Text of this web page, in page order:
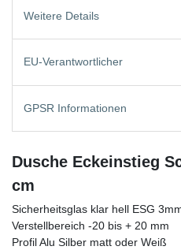
Weitere Details
EU-Verantwortlicher
GPSR Informationen
Dusche Eckeinstieg
cm
Sicherheitsglas klar hell ESG
Verstellbereich -20 bis + 20 mm
Profil Alu Silber matt oder Weiß